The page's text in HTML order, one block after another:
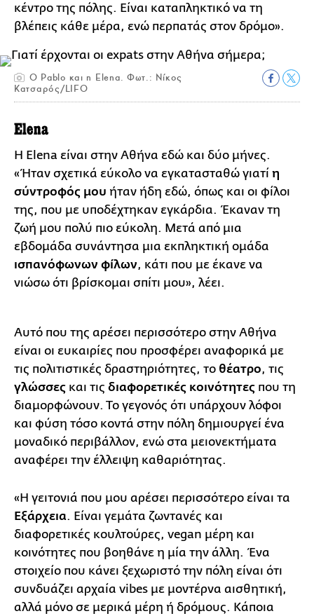
κέντρο της πόλης. Είναι καταπληκτικό να τη
βλέπεις κάθε μέρα, ενώ περπατάς στον δρόμο».
O Pablo και η Elena. Φωτ.: Νίκος
Κατσαρός/LIFO
Elena
Η Elena είναι στην Αθήνα εδώ και δύο μήνες.
«Ήταν σχετικά εύκολο να εγκατασταθώ γιατί η
σύντροφός μου ήταν ήδη εδώ, όπως και οι φίλοι
της, που με υποδέχτηκαν εγκάρδια. Έκαναν τη
ζωή μου πολύ πιο εύκολη. Μετά από μια
εβδομάδα συνάντησα μια εκπληκτική ομάδα
ισπανόφωνων φίλων, κάτι που με έκανε να
νιώσω ότι βρίσκομαι σπίτι μου», λέει.
Αυτό που της αρέσει περισσότερο στην Αθήνα
είναι οι ευκαιρίες που προσφέρει αναφορικά με
τις πολιτιστικές δραστηριότητες, το θέατρο, τις
γλώσσες και τις διαφορετικές κοινότητες που τη
διαμορφώνουν. Το γεγονός ότι υπάρχουν λόφοι
και φύση τόσο κοντά στην πόλη δημιουργεί ένα
μοναδικό περιβάλλον, ενώ στα μειονεκτήματα
αναφέρει την έλλειψη καθαριότητας.
«Η γειτονιά που μου αρέσει περισσότερο είναι τα
Εξάρχεια. Είναι γεμάτα ζωντανές και
διαφορετικές κουλτούρες, vegan μέρη και
κοινότητες που βοηθάνε η μία την άλλη. Ένα
στοιχείο που κάνει ξεχωριστό την πόλη είναι ότι
συνδυάζει αρχαία vibes με μοντέρνα αισθητική,
αλλά μόνο σε μερικά μέρη ή δρόμους. Κάποια